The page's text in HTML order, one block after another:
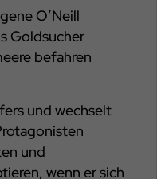
O’Neill
Goldsucher
befahren
und wechselt
und
wenn er sich